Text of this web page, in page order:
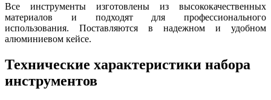
Все инструменты изготовлены из высококачественных
материалов и подходят для профессионального
использования. Поставляются в надежном и удобном
алюминиевом кейсе.
Технические характеристики набора
инструментов